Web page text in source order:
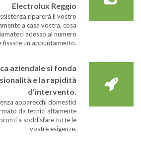
Electrolux Reggio
riparerà il vostro
a casa vostra, cosa
adesso al numero
un appuntamento.
aziendale si fonda
e la rapidità
d'intervento.
apparecchi domestici
da tecnici altamente
a soddisfare tutte le
vostre esigenze.